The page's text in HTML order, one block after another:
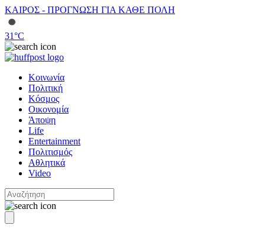
ΚΑΙΡΟΣ - ΠΡΟΓΝΩΣΗ ΓΙΑ ΚΑΘΕ ΠΟΛΗ
31°C
Κοινωνία
Πολιτική
Κόσμος
Οικονομία
Άποψη
Life
Entertainment
Πολιτισμός
Αθλητικά
Video